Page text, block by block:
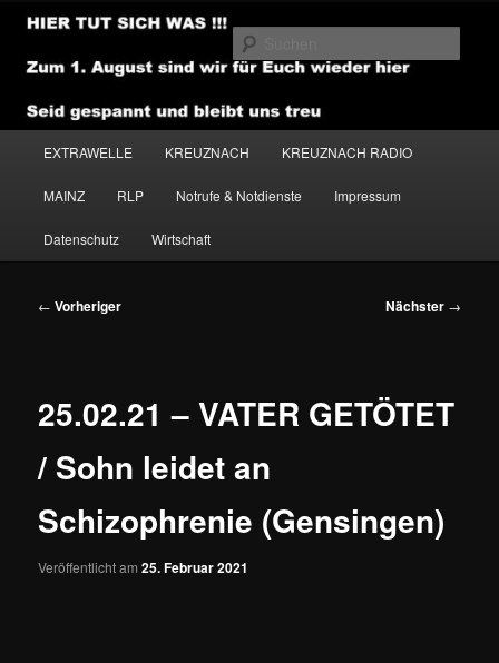
Zum
primären
Inhalt
NEWSHOUSE.MEDIA
EXTRAWELLE KREUZNACH KREUZNACH RADIO
MAINZ RLP Notrufe & Notdienste Impressum
Datenschutz Wirtschaft
Beitragsnavigation
← Vorheriger Nächster →
25.02.21 – VATER GETÖTET
/ Sohn leidet an
Schizophrenie (Gensingen)
Veröffentlicht am25. Februar 2021